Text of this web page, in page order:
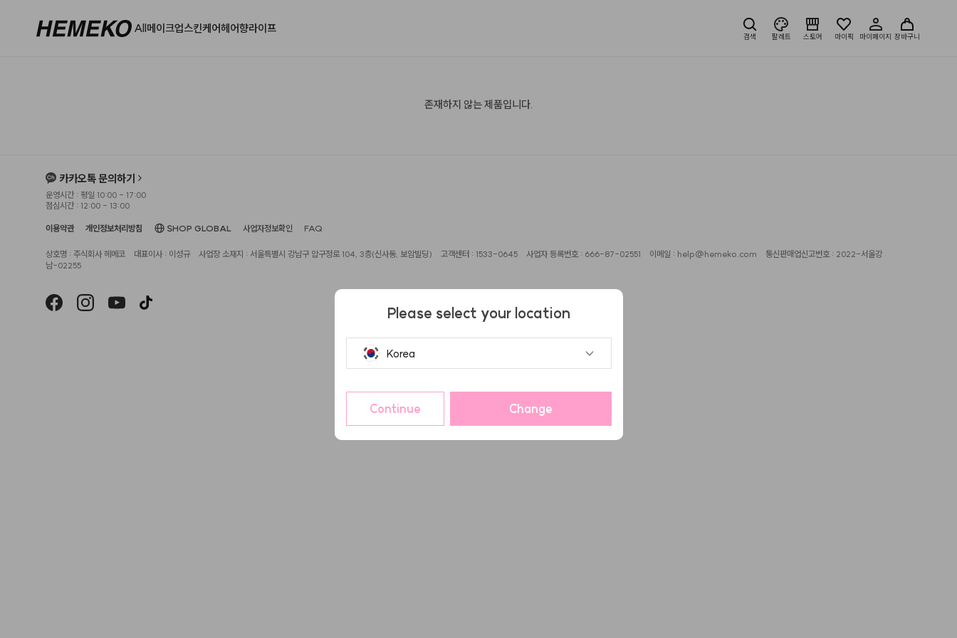
All메이크업스킨케어헤어향라이프
검색 팔레트 스토어 마이픽 마이페이지 장바구니
존재하지 않는 제품입니다.
카카오톡 문의하기
운영시간 : 평일 10:00 - 17:00
점심시간 : 12:00 - 13:00
이용약관 개인정보처리방침 SHOP GLOBAL 사업자정보확인 FAQ
상호명 : 주식회사 헤메코 대표이사 : 이성규 사업장 소재지 : 서울특별시 강남구 압구정로 104, 3층(신사동, 보암빌딩) 고객센터 : 1533-0645 사업자 등록번호 : 666-87-02551 이메일 : help@hemeko.com
통신판매업신고번호 : 2022-서울강
남-02255
Please select your location
Korea
Continue Change